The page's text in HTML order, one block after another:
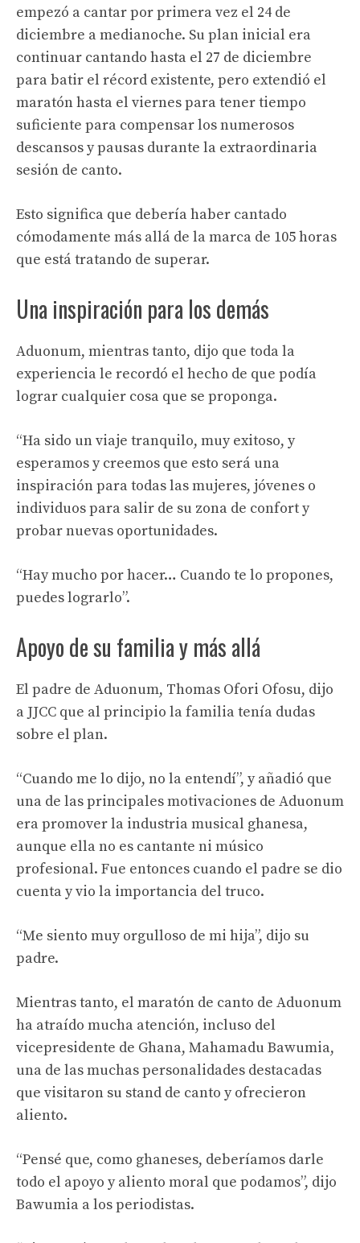
empezó a cantar por primera vez el 24 de
diciembre a medianoche. Su plan inicial era
continuar cantando hasta el 27 de diciembre
para batir el récord existente, pero extendió el
maratón hasta el viernes para tener tiempo
suficiente para compensar los numerosos
descansos y pausas durante la extraordinaria
sesión de canto.
Esto significa que debería haber cantado
cómodamente más allá de la marca de 105 horas
que está tratando de superar.
Una inspiración para los demás
Aduonum, mientras tanto, dijo que toda la
experiencia le recordó el hecho de que podía
lograr cualquier cosa que se proponga.
“Ha sido un viaje tranquilo, muy exitoso, y
esperamos y creemos que esto será una
inspiración para todas las mujeres, jóvenes o
individuos para salir de su zona de confort y
probar nuevas oportunidades.
“Hay mucho por hacer… Cuando te lo propones,
puedes lograrlo”.
Apoyo de su familia y más allá
El padre de Aduonum, Thomas Ofori Ofosu, dijo
a JJCC que al principio la familia tenía dudas
sobre el plan.
“Cuando me lo dijo, no la entendí”, y añadió que
una de las principales motivaciones de Aduonum
era promover la industria musical ghanesa,
aunque ella no es cantante ni músico
profesional. Fue entonces cuando el padre se dio
cuenta y vio la importancia del truco.
“Me siento muy orgulloso de mi hija”, dijo su
padre.
Mientras tanto, el maratón de canto de Aduonum
ha atraído mucha atención, incluso del
vicepresidente de Ghana, Mahamadu Bawumia,
una de las muchas personalidades destacadas
que visitaron su stand de canto y ofrecieron
aliento.
“Pensé que, como ghaneses, deberíamos darle
todo el apoyo y aliento moral que podamos”, dijo
Bawumia a los periodistas.